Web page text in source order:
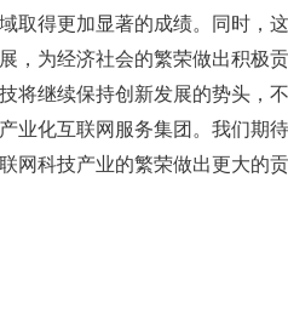
取得更加显著的成绩。同时，
，为经济社会的繁荣做出积极贡
将继续保持创新发展的势头，
业化互联网服务集团。我们期
网科技产业的繁荣做出更大的贡